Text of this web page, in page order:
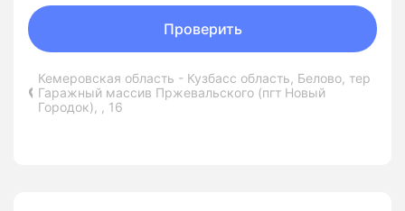
Кемеровская область - Кузбасс область, Белово, тер
Гаражный массив Пржевальского (пгт Новый
Городок), , 16
Проверить